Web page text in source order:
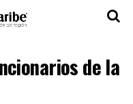
de la